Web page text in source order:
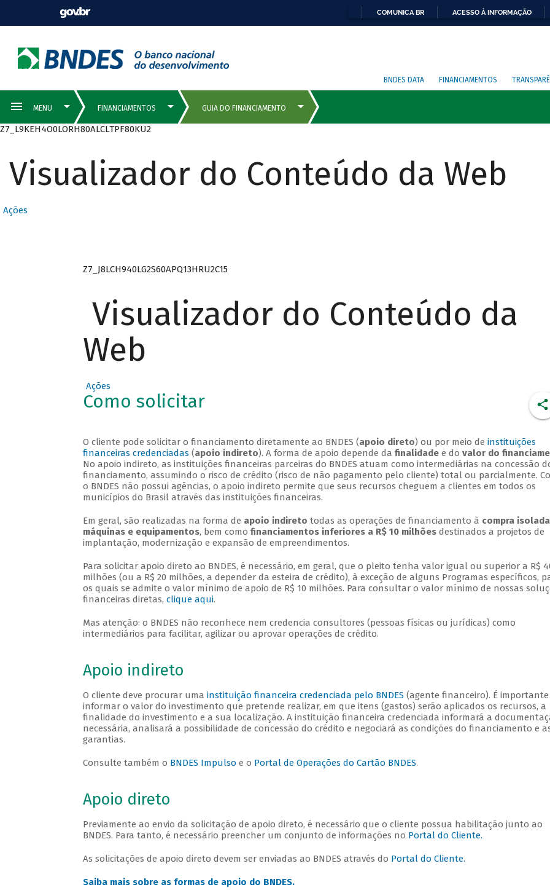
COMUNICA BR ACESSO À INFORMAÇÃO
BNDES DATA FINANCIAMENTOS
Z7_L9KEH4O0LORH80ALCLTPF80KU2
Visualizador do Conteúdo da Web
Ações
Z7_J8LCH940LG2S60APQ13HRU2C15
Visualizador do Conteúdo da
Web
Ações
Como solicitar
O cliente pode solicitar o financiamento diretamente ao BNDES (apoio direto) ou por meio de instituições
financeiras credenciadas (apoio indireto). A forma de apoio depende da finalidadee do valor do
No apoio indireto, as instituições financeiras parceiras do BNDES atuam como intermediárias na concessão
financiamento, assumindo o risco de crédito (risco de não pagamento pelo cliente) total ou parcialmente.
o BNDES não possui agências, o apoio indireto permite que seus recursos cheguem a clientes em todos os
municípios do Brasil através das instituições financeiras.
Em geral, são realizadas na forma de apoio indireto todas as operações de financiamento à compra
máquinas e equipamentos, bem como financiamentos inferiores a R$ 10 milhõesdestinados a projetos de
implantação, modernização e expansão de empreendimentos.
Para solicitar apoio direto ao BNDES, é necessário, em geral, que o pleito tenha valor igual ou superior a R$
milhões (ou a R$ 20 milhões, a depender da esteira de crédito), à exceção de alguns Programas específicos,
os quais se admite o valor mínimo de apoio de R$ 10 milhões. Para consultar o valor mínimo de nossas
financeiras diretas, clique aqui.
Mas atenção: o BNDES não reconhece nem credencia consultores (pessoas físicas ou jurídicas) como
intermediários para facilitar, agilizar ou aprovar operações de crédito.
Apoio indireto
O cliente deve procurar uma instituição financeira credenciada pelo BNDES (agente financeiro). É importante
informar o valor do investimento que pretende realizar, em que itens (gastos) serão aplicados os recursos, a
finalidade do investimento e a sua localização. A instituição financeira credenciada informará a
necessária, analisará a possibilidade de concessão do crédito e negociará as condições do financiamento e
garantias.
Consulte também o BNDES Impulso e o Portal de Operações do Cartão BNDES.
Apoio direto
Previamente ao envio da solicitação de apoio direto, é necessário que o cliente possua habilitação junto ao
BNDES. Para tanto, é necessário preencher um conjunto de informações no Portal do Cliente.
As solicitações de apoio direto devem ser enviadas ao BNDES através do Portal do Cliente.
Saiba mais sobre as formas de apoio do BNDES.